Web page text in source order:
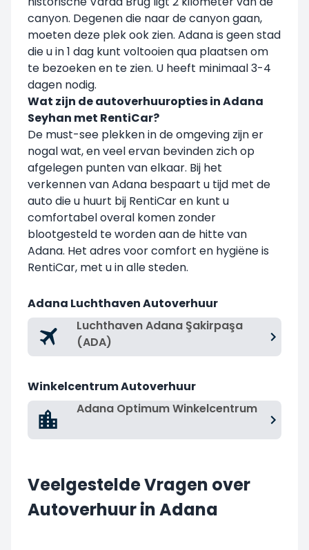
canyon. Degenen die naar de canyon gaan,
moeten deze plek ook zien. Adana is geen stad
die u in 1 dag kunt voltooien qua plaatsen om
te bezoeken en te zien. U heeft minimaal 3-4
dagen nodig.
Wat zijn de autoverhuuropties in Adana
Seyhan met RentiCar?
De must-see plekken in de omgeving zijn er
nogal wat, en veel ervan bevinden zich op
afgelegen punten van elkaar. Bij het
verkennen van Adana bespaart u tijd met de
auto die u huurt bij RentiCar en kunt u
comfortabel overal komen zonder
blootgesteld te worden aan de hitte van
Adana. Het adres voor comfort en hygiëne is
RentiCar, met u in alle steden.
Adana Luchthaven Autoverhuur
Luchthaven Adana Şakirpaşa
(ADA)
Winkelcentrum Autoverhuur
Adana Optimum Winkelcentrum
Veelgestelde Vragen over
Autoverhuur in Adana